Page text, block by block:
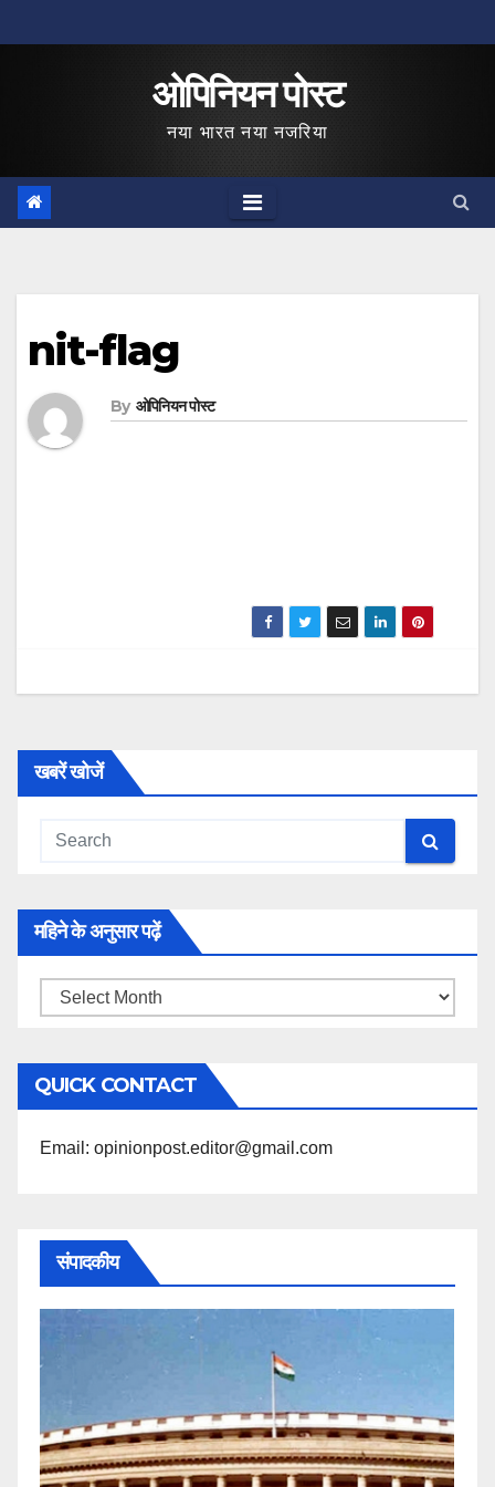
to
ओपिनियन पोस्ट
नया भारत नया नजरिया
nit-flag
By ओपिनियन पोस्ट
खबरें खोजें
महिने के अनुसार पढ़ें
महिने
अनुसार
पढ़ें
QUICK CONTACT
Email: opinionpost.editor@gmail.com
संपादकीय